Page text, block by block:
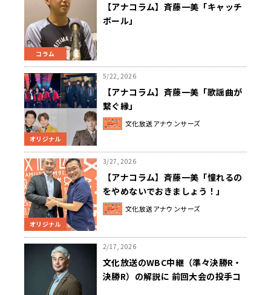
コラム
【アナコラム】斉藤一美「キャッチ
ボール」
オリジナル
5/22, 2026
【アナコラム】斉藤一美「歌謡曲が
繋ぐ縁」
文化放送アナウンサーズ
オリジナル
3/27, 2026
【アナコラム】斉藤一美「憧れるの
をやめないでおきましょう！」
文化放送アナウンサーズ
2/17, 2026
文化放送のWBC中継（準々決勝R・
決勝R）の解説に 前回大会の投手コ